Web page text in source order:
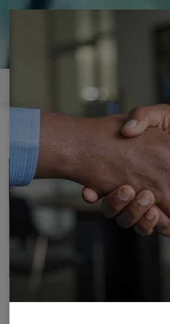
il est temps
heureux de vous
Pièces Ordinateur
715GA598-MOC-T01-